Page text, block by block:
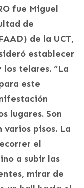
fue Miguel
de
de la UCT,
establecer
telares. “La
este
lugares. Son
varios pisos. La
el
a subir las
mirar de